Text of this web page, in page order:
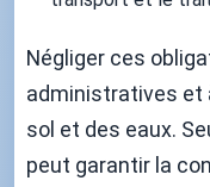
Négliger ces
administratives et
sol et des eaux.
peut garantir la